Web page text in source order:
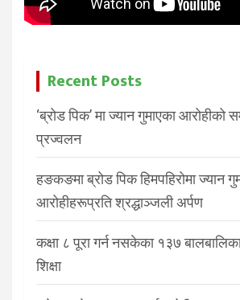
Recent Posts
‘ब्रोड पिक’ मा ज्यान गुमाएका आरोहीको
प्रज्वलन
हङकङमा ब्रोड पिक हिमपहिरोमा ज्यान
आरोहीहरूप्रति श्रद्धाञ्जली अर्पण
कक्षा ८ पूरा गर्न नसकेका १३७
शिक्षा